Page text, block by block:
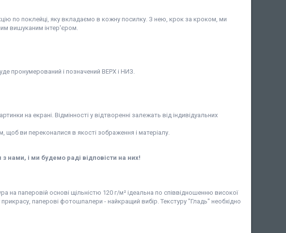
по поклейці, яку вкладаємо в кожну посилку. З нею, крок за кроком, ми
вишуканим інтер'єром.
пронумерований і позначений ВЕРХ і НИЗ.
на екрані. Відмінності у відтворенні залежать від індивідуальних
ви переконалися в якості зображення і матеріалу.
нами, і ми будемо раді відповісти на них!
на паперовій основі щільністю 120 г/м² ідеальна по співвідношенню високої
прикрасу, паперові фотошпалери - найкращий вибір. Текстуру "Гладь" необхідно